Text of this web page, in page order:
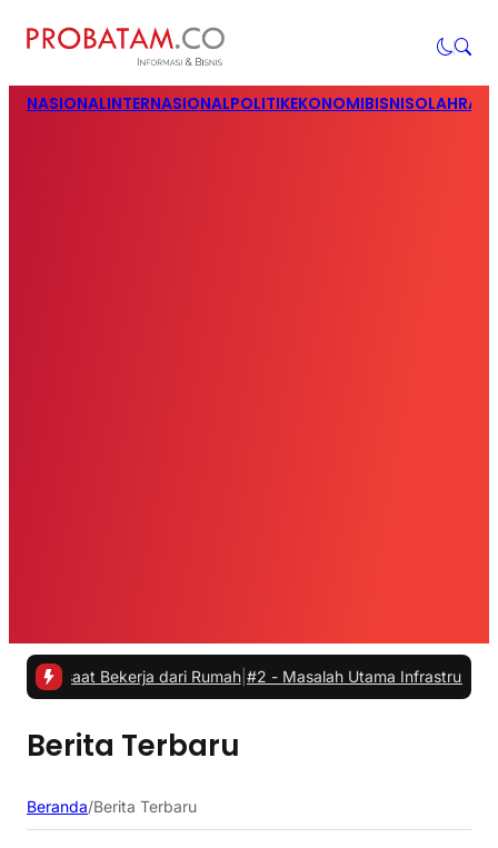
NASIONALINTERNASIONALPOLITIKEKONOMIBISNIS
Bekerja dari Rumah| #2 -Masalah Utama Infrastruktur
Berita Terbaru
Beranda/Berita Terbaru